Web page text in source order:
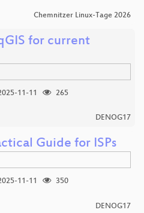
Chemnitzer Linux-Tage 2026
for current
11-11
265
DENOG17
Guide for ISPs
11-11
350
DENOG17